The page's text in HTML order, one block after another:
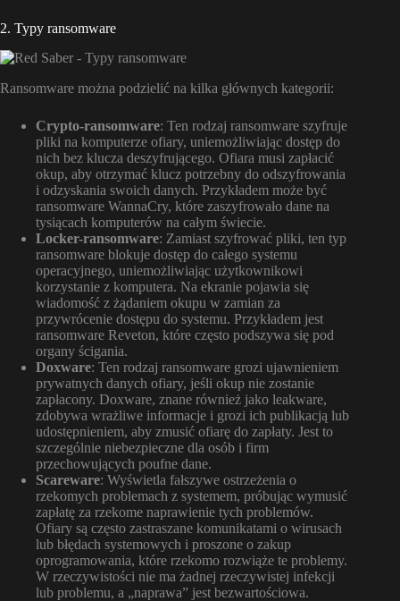
2. Typy ransomware
Ransomware można podzielić na kilka głównych kategorii:
Crypto-ransomware: Ten rodzaj ransomware szyfruje
pliki na komputerze ofiary, uniemożliwiając dostęp do
nich bez klucza deszyfrującego. Ofiara musi zapłacić
okup, aby otrzymać klucz potrzebny do odszyfrowania
i odzyskania swoich danych. Przykładem może być
ransomware WannaCry, które zaszyfrowało dane na
tysiącach komputerów na całym świecie.
Locker-ransomware: Zamiast szyfrować pliki, ten typ
ransomware blokuje dostęp do całego systemu
operacyjnego, uniemożliwiając użytkownikowi
korzystanie z komputera. Na ekranie pojawia się
wiadomość z żądaniem okupu w zamian za
przywrócenie dostępu do systemu. Przykładem jest
ransomware Reveton, które często podszywa się pod
organy ścigania.
Doxware: Ten rodzaj ransomware grozi ujawnieniem
prywatnych danych ofiary, jeśli okup nie zostanie
zapłacony. Doxware, znane również jako leakware,
zdobywa wrażliwe informacje i grozi ich publikacją lub
udostępnieniem, aby zmusić ofiarę do zapłaty. Jest to
szczególnie niebezpieczne dla osób i firm
przechowujących poufne dane.
Scareware: Wyświetla fałszywe ostrzeżenia o
rzekomych problemach z systemem, próbując wymusić
zapłatę za rzekome naprawienie tych problemów.
Ofiary są często zastraszane komunikatami o wirusach
lub błędach systemowych i proszone o zakup
oprogramowania, które rzekomo rozwiąże te problemy.
W rzeczywistości nie ma żadnej rzeczywistej infekcji
lub problemu, a „naprawa” jest bezwartościowa.